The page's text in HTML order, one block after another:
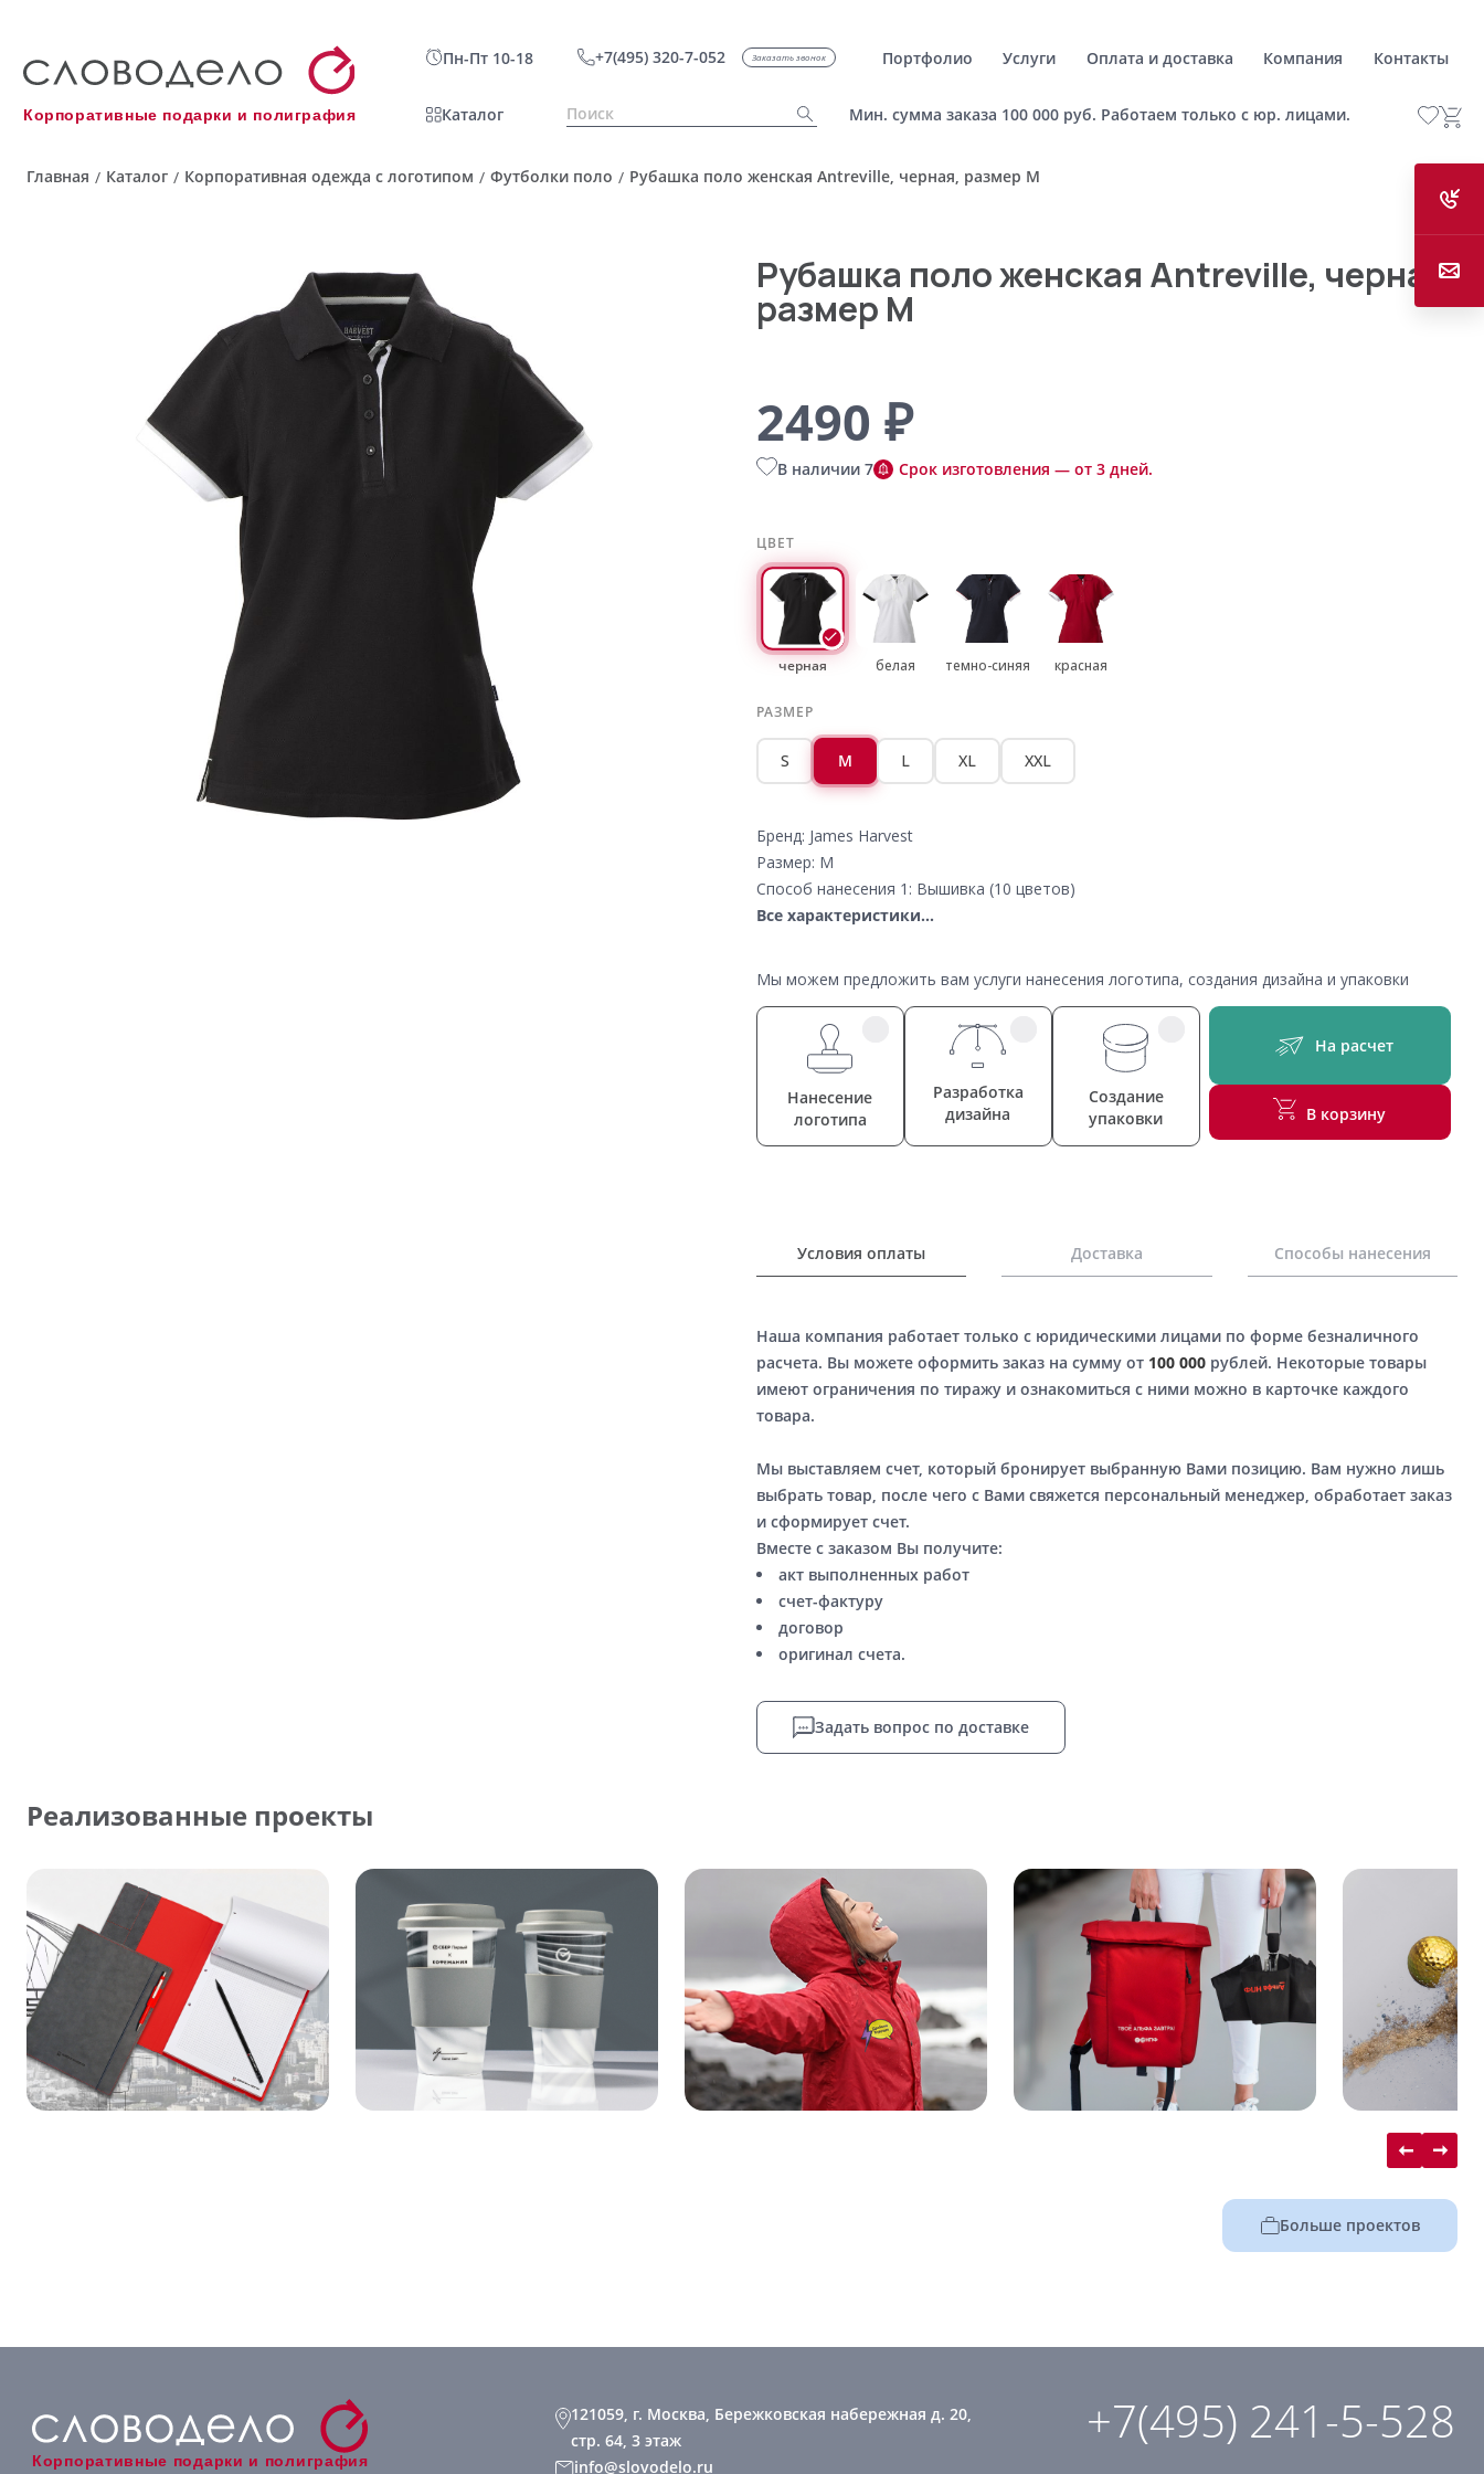
Корпоративные подарки и полиграфия
Пн-Пт 10-18 +7(495) 320-7-052 Заказать звонок Портфолио Услуги Оплата и доставка Компания Контакты
Каталог Мин. сумма заказа 100 000 руб. Работаем только с юр. лицами.
Главная / Каталог / Корпоративная одежда с логотипом / Футболки поло / Рубашка поло женская Antreville, черная, размер M
Рубашка поло женская Antreville, черная,
размер M
2490 ₽
В наличии 7 Срок изготовления — от 3 дней.
ЦВЕТ
черная белая темно-синяя красная
РАЗМЕР
S M L XL XXL
Бренд: James Harvest
Размер: M
Способ нанесения 1: Вышивка (10 цветов)
Все характеристики...
Мы можем предложить вам услуги нанесения логотипа, создания дизайна и упаковки
Нанесение
логотипа
Разработка
дизайна
Создание
упаковки
На расчет
В корзину
Условия оплаты Доставка Способы нанесения
Наша компания работает только с юридическими лицами по форме безналичного
расчета. Вы можете оформить заказ на сумму от 100 000рублей. Некоторые товары
имеют ограничения по тиражу и ознакомиться с ними можно в карточке каждого
товара.
Мы выставляем счет, который бронирует выбранную Вами позицию. Вам нужно лишь
выбрать товар, после чего с Вами свяжется персональный менеджер, обработает заказ
и сформирует счет.
Вместе с заказом Вы получите:
акт выполненных работ
счет-фактуру
договор
оригинал счета.
Задать вопрос по доставке
Реализованные проекты
Больше проектов
Корпоративные подарки и полиграфия
121059, г. Москва, Бережковская набережная д. 20,
стр. 64, 3 этаж
info@slovodelo.ru
+7(495) 241-5-528